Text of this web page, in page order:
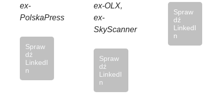
ex-
PolskaPress
Spraw
dź
LinkedI
n
ex-OLX,
ex-
SkyScanner
Spraw
dź
LinkedI
n
Spraw
dź
LinkedI
n